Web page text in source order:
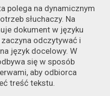
polega na dynamicznym
słuchaczy. Na
dokument w języku
odczytywać i
język docelowy. W
się w sposób
aby odbiorca
treść tekstu.